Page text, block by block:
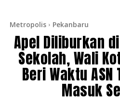
Metropolis Pekanbaru
Apel Diliburkan
Sekolah, Wali
Beri Waktu
Masuk